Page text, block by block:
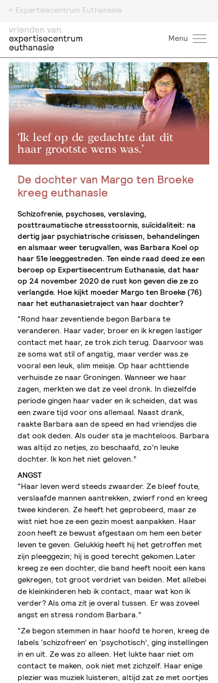
<- Expertisecentrum Euthanasie
Menu
‘Ik leef op de gedachte dat dit
haar grootste wens was.’
De dochter van Margo ten Broeke
kreeg euthanasie
Schizofrenie, psychoses, verslaving,
posttraumatische stressstoornis, suïcidaliteit: na
dertig jaar psychiatrische crisissen, behandelingen
en alsmaar weer terugvallen, was Barbara Koel op
haar 51e leeggestreden. Ten einde raad deed ze een
beroep op Expertisecentrum Euthanasie, dat haar
op 24 november 2020 de rust kon geven die ze zo
verlangde. Hoe kijkt moeder Margo ten Broeke (76)
naar het euthanasietraject van haar dochter?
“Rond haar zeventiende begon Barbara te
veranderen. Haar vader, broer en ik kregen lastiger
contact met haar, ze trok zich terug. Daarvoor was
ze soms wat stil of angstig, maar verder was ze
vooral een leuk, slim meisje. Op haar achttiende
verhuisde ze naar Groningen. Wanneer we haar
zagen, merkten we dat ze veel dronk. In diezelfde
periode gingen haar vader en ik scheiden, dat was
een zware tijd voor ons allemaal. Naast drank,
raakte Barbara aan de speed en had vriendjes die
dat ook deden. Als ouder sta je machteloos. Barbara
was altijd zo netjes, zo beschaafd, zo’n leuke
dochter. Ik kon het niet geloven.”
ANGST
“Haar leven werd steeds zwaarder. Ze bleef foute,
verslaafde mannen aantrekken, zwierf rond en kreeg
twee kinderen. Ze heeft het geprobeerd, maar ze
wist niet hoe ze een gezin moest aanpakken. Haar
zoon heeft ze bewust afgestaan om hem een beter
leven te geven. Gelukkig heeft hij het getroffen met
zijn pleeggezin; hij is goed terecht gekomen.Later
kreeg ze een dochter, die band heeft nooit een kans
gekregen, tot groot verdriet van beiden. Met allebei
de kleinkinderen heb ik contact, maar wat kon ik
verder? Als oma zit je overal tussen. Er was zoveel
angst en stress rondom Barbara.”
“Ze begon stemmen in haar hoofd te horen, kreeg de
labels ‘schizofreen’ en ‘psychotisch’, ging instellingen
in en uit. Ze was zo alleen. Het lukte haar niet om
contact te maken, ook niet met zichzelf. Haar enige
plezier was muziek luisteren, altijd zat ze met oortjes